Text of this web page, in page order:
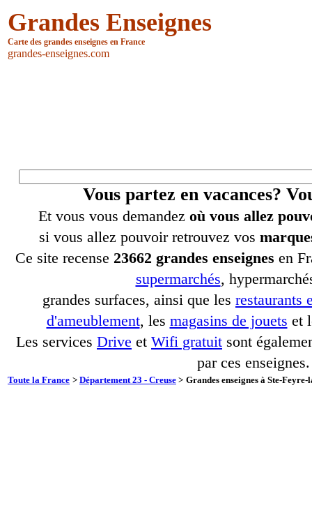
Grandes Enseignes
Carte des grandes enseignes en France
grandes-enseignes.com
Vous partez en vacances?
Et vous vous demandez où vous allez
si vous allez pouvoir retrouvez vos
Ce site recense 23662 grandes enseignes en
supermarchés,
grandes surfaces, ainsi que les restaurants
d'ameublement, les magasins de jouets et
Les services Drive et Wifi gratuit sont
par ces enseignes.
Toute la France > Département 23 - Creuse > Grandes enseignes à Ste-